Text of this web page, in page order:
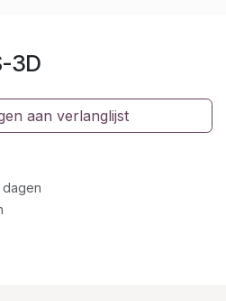
3D
aan verlanglijst